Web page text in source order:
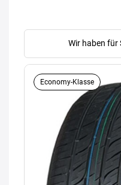
Wir haben für
Economy-Klasse